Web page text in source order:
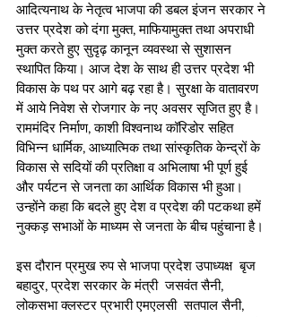
आदित्यनाथ के नेतृत्व भाजपा की डबल इंजन सरकार ने
उत्तर प्रदेश को दंगा मुक्त, माफियामुक्त तथा अपराधी
मुक्त करते हुए सुदृढ़ कानून व्यवस्था से सुशासन
स्थापित किया। आज देश के साथ ही उत्तर प्रदेश भी
विकास के पथ पर आगे बढ़ रहा है। सुरक्षा के वातावरण
में आये निवेश से रोजगार के नए अवसर सृजित हुए है।
राममंदिर निर्माण, काशी विश्वनाथ कॉरिडोर सहित
विभिन्न धार्मिक, आध्यात्मिक तथा सांस्कृतिक केन्द्रों के
विकास से सदियों की प्रतिक्षा व अभिलाषा भी पूर्ण हुई
और पर्यटन से जनता का आर्थिक विकास भी हुआ।
उन्होंने कहा कि बदले हुए देश व प्रदेश की पटकथा हमें
नुक्कड़ सभाओं के माध्यम से जनता के बीच पहुंचाना है।
इस दौरान प्रमुख रुप से भाजपा प्रदेश उपाध्यक्ष  बृज
बहादुर, प्रदेश सरकार के मंत्री  जसवंत सैनी,
लोकसभा क्लस्टर प्रभारी एमएलसी  सतपाल सैनी,